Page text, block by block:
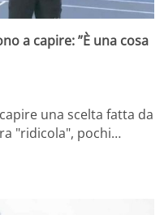
a capire: ”È una cosa
una scelta fatta da
"ridicola", pochi…